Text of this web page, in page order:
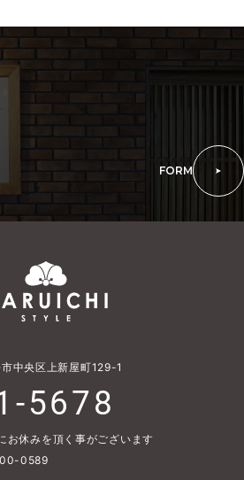
FORM
中央区上新屋町129-1
5678
休みを頂く事がございます
0589